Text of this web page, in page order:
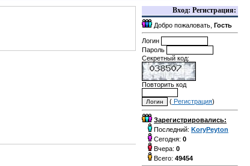
Вход: Регистрация:
Добро пожаловать, Гость
Логин
Пароль
Секретный код:
Повторить код
( Регистрация)
Зарегистрировались:
Последний: KoryPeyton
Сегодня: 0
Вчера: 0
Всего: 49454